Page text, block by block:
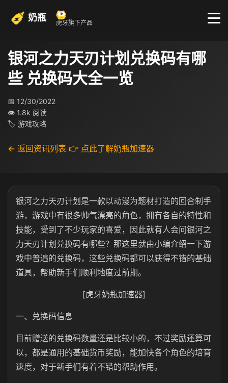
奶瓶 虎牙旗下产品
银河之力天刃计划兑换码有哪
些 兑换码大全一览
📅 12/30/2022
👁 1.8k 阅读
🏷 游戏攻略
← 返回资讯列表 👉 点此了解奶瓶加速器
银河之力天刃计划是一款以动漫为题材打造的回合制手
游，游戏中有很多帅气漂亮的角色，拥有各自的特性和
技能，受到了不少玩家的喜爱，因此就有人会问银河之
力天刃计划兑换码有哪些？那这里就由小编介绍一下游
戏中普遍的兑换码，这些兑换码都可以获得不错的基础
道具，帮助新手们顺利地度过前期。
[虎牙奶瓶加速器]
一、兑换码信息
目前赠送的兑换码数量还是比较小的，不过奖励还算可
以，都是通用的基础货币奖励，能加快各个角色的培育
速度，对于新手们有着不错的帮助作用。